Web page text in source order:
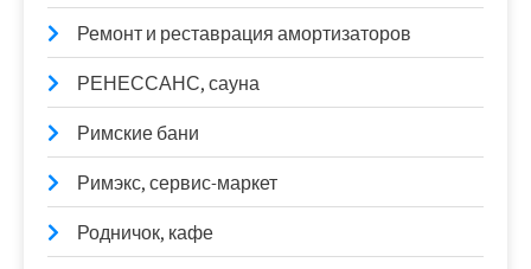
Ремонт и реставрация амортизаторов
РЕНЕССАНС, сауна
Римские бани
Римэкс, сервис-маркет
Родничок, кафе